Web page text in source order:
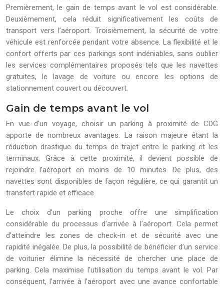
Premièrement, le gain de temps avant le vol est considérable.
Deuxièmement, cela réduit significativement les coûts de
transport vers l’aéroport. Troisièmement, la sécurité de votre
véhicule est renforcée pendant votre absence. La flexibilité et le
confort offerts par ces parkings sont indéniables, sans oublier
les services complémentaires proposés tels que les navettes
gratuites, le lavage de voiture ou encore les options de
stationnement couvert ou découvert.
Gain de temps avant le vol
En vue d’un voyage, choisir un parking à proximité de CDG
apporte de nombreux avantages. La raison majeure étant la
réduction drastique du temps de trajet entre le parking et les
terminaux. Grâce à cette proximité, il devient possible de
rejoindre l’aéroport en moins de 10 minutes. De plus, des
navettes sont disponibles de façon régulière, ce qui garantit un
transfert rapide et efficace.
Le choix d’un parking proche offre une simplification
considérable du processus d’arrivée à l’aéroport. Cela permet
d’atteindre les zones de check-in et de sécurité avec une
rapidité inégalée. De plus, la possibilité de bénéficier d’un service
de voiturier élimine la nécessité de chercher une place de
parking. Cela maximise l’utilisation du temps avant le vol. Par
conséquent, l’arrivée à l’aéroport avec une avance confortable